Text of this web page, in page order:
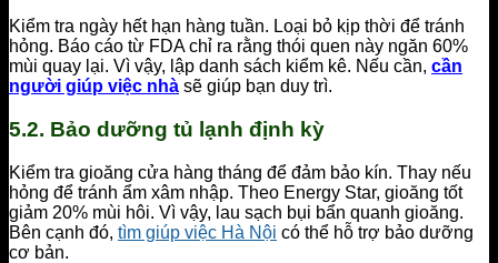
Kiểm tra ngày hết hạn hàng tuần. Loại bỏ kịp thời để tránh
hỏng. Báo cáo từ FDA chỉ ra rằng thói quen này ngăn 60%
mùi quay lại. Vì vậy, lập danh sách kiểm kê. Nếu cần, cần
người giúp việc nhà sẽ giúp bạn duy trì.
5.2. Bảo dưỡng tủ lạnh định kỳ
Kiểm tra gioăng cửa hàng tháng để đảm bảo kín. Thay nếu
hỏng để tránh ẩm xâm nhập. Theo Energy Star, gioăng tốt
giảm 20% mùi hôi. Vì vậy, lau sạch bụi bẩn quanh gioăng.
Bên cạnh đó, tìm giúp việc Hà Nội có thể hỗ trợ bảo dưỡng
cơ bản.